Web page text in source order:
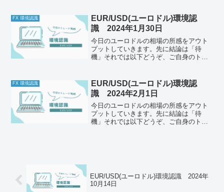
わからないので、とりあえず就寝時間の
１時間後に設定して寝ま...
FX 環境認識
EUR/USD(ユーロドル)環境認
識 2024年1月30日
今日のユーロドルの相場の所感をアウト
プットしていきます。先に結論は「待
機」それでは以下どうぞ、ご自身のトレ
日も体調がいいです。先週までは流行り
病の後土産で少し体調が悪...
FX 環境認識
EUR/USD(ユーロドル)環境認
識 2024年2月1日
今日のユーロドルの相場の所感をアウト
プットしていきます。先に結論は「待
機」それでは以下どうぞ、ご自身のトレ
EUR/USD(ユーロドル)環境認識 2024年
10月14日